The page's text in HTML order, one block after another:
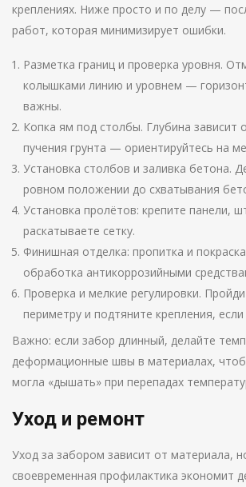
креплениях. Ниже просто и по делу —
работ, которая минимизирует ошибки.
Разметка границ и проверка уровня.
колышками линию и уровнем —
важны.
Копка ям под столбы. Глубина зависит
пучения грунта — ориентируйтесь на
Установка столбов и заливка бетона.
ровном положении до схватывания
Установка пролётов: крепите панели,
раскатываете сетку.
Финишная отделка: пропитка и
обработка антикоррозийными
Проверка и мелкие регулировки.
периметру и подтяните крепления,
Важно: если забор длинный, делайте
деформационные швы в материалах,
могла «дышать» при перепадах
Уход и ремонт
Уход за забором зависит от материала,
своевременная профилактика экономит